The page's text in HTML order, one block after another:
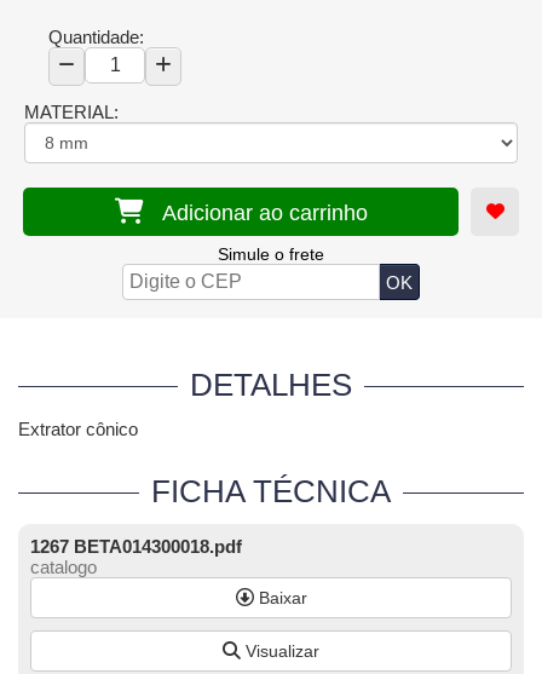
Quantidade:
MATERIAL:
Adicionar ao carrinho
Simule o frete
DETALHES
Extrator cônico
FICHA TÉCNICA
1267 BETA014300018.pdf
catalogo
Baixar
Visualizar